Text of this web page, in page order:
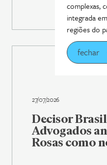
27/07/2026
Decisor
Advogados
Rosas como
complexas,
integrada
regiões do
fechar